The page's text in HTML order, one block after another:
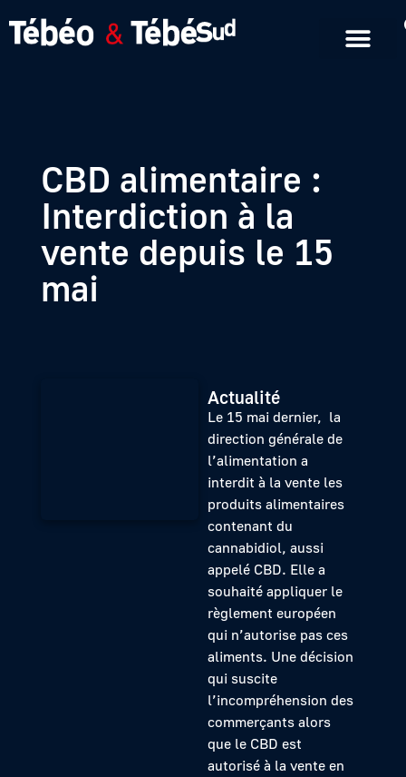
CBD alimentaire :
Interdiction à la
vente depuis le 15
mai
Actualité
Le 15 mai dernier, la
direction générale de
l’alimentation a
interdit à la vente les
produits alimentaires
contenant du
cannabidiol, aussi
appelé CBD. Elle a
souhaité appliquer le
règlement européen
qui n’autorise pas ces
aliments. Une décision
qui suscite
l’incompréhension des
commerçants alors
que le CBD est
autorisé à la vente en